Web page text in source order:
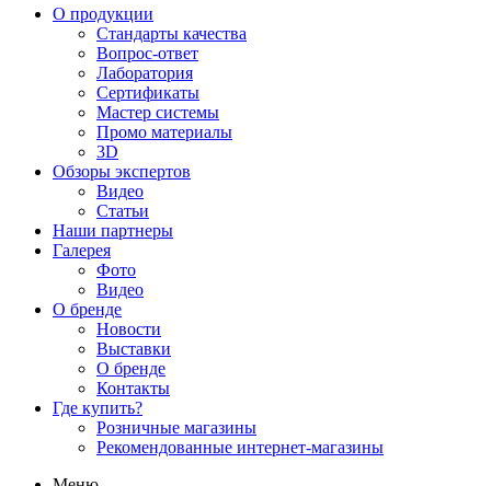
О продукции
Стандарты качества
Вопрос-ответ
Лаборатория
Сертификаты
Мастер системы
Промо материалы
3D
Обзоры экспертов
Видео
Статьи
Наши партнеры
Галерея
Фото
Видео
О бренде
Новости
Выставки
О бренде
Контакты
Где купить?
Розничные магазины
Рекомендованные интернет-магазины